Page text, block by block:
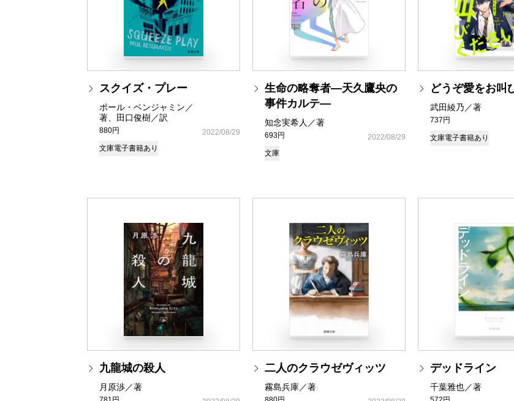
スクイズ・プレー
ポール・ベンジャミン／
著、田口俊樹／訳
880円
2022/08/29
文庫電子書籍あり
生命の略奪者―天久鷹央の
事件カルテ―
知念実希人／著
693円
2022/08/29
文庫
どうぞ愛をお叫
武田綾乃／著
737円
文庫電子書籍あり
九龍城の殺人
月原渉／著
二人のクラウゼヴィッツ
霧島兵庫／著
デッドライン
千葉雅也／著